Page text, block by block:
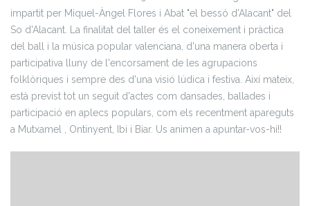
impartit per Miquel-Àngel Flores i Abat "el bessó d'Alacant" del
So d'Alacant. La finalitat del taller és el coneixement i pràctica
del ball i la música popular valenciana, d'una manera oberta i
participativa lluny de l'encorsament de les agrupacions
folklòriques i sempre des d'una visió lúdica i festiva. Així mateix,
està previst tot un seguit d'actes com dansades, ballades i
participació en aplecs populars, com els recentment apareguts
a Mutxamel , Ontinyent, Ibi i Biar. Us animen a apuntar-vos-hi!!